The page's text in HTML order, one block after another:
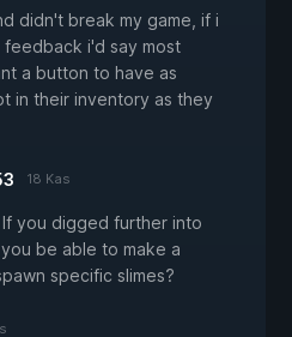
didn't break my game, if i
i'd say most
a button to have as
in their inventory as they
18 Kas
you digged further into
be able to make a
specific slimes?